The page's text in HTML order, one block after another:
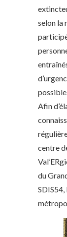
selon la
Afin
centre
du